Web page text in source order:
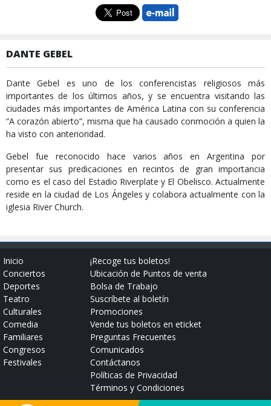
DANTE GEBEL
Dante Gebel es uno de los conferencistas religiosos más
importantes de los últimos años, y se encuentra visitando las
ciudades más importantes de América Latina con su conferencia
“A corazón abierto”, misma que ha causado conmoción a quien la
ha visto con anterioridad.
Gebel fue reconocido hace varios años en Argentina por
presentar sus predicaciones en recintos de gran importancia
como es el caso del Estadio Riverplate y El Obelisco. Actualmente
reside en la ciudad de Los Ángeles y colabora actualmente con la
iglesia River Church.
Inicio
Conciertos
Deportes
Teatro
Culturales
Comedia
Familiares
Congresos
Festivales
¡Recoge tus boletos!
Ubicación de Puntos de venta
Bolsa de Trabajo
Suscríbete al boletín
Promociones
Vende tus boletos en eticket
Preguntas Frecuentes
Comunicados
Contáctanos
Políticas de Privacidad
Términos y Condiciones